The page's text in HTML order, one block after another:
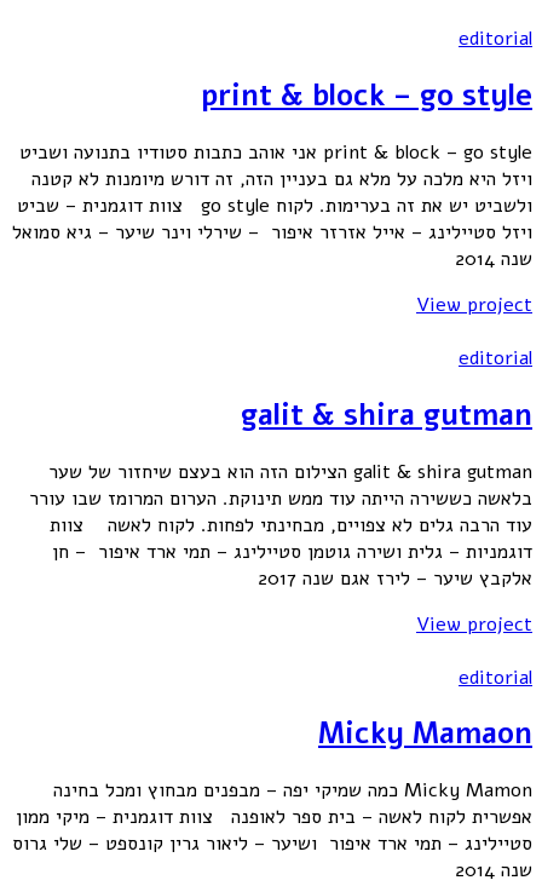
editorial
print & block – go style
print & block – go style אני אוהב כתבות סטודיו בתנועה ושביט
ויזל היא מלכה על מלא גם בעניין הזה, זה דורש מיומנות לא קטנה
ולשביט יש את זה בערימות. לקוח go style צוות דוגמנית – שביט
ויזל סטיילינג – אייל אזרזר איפור – שירלי וינר שיער – גיא סמואל
שנה 2014
View project
editorial
galit & shira gutman
galit & shira gutman הצילום הזה הוא בעצם שיחזור של שער
בלאשה כששירה הייתה עוד ממש תינוקת. הערום המרומז שבו עורר
עוד הרבה גלים לא צפויים, מבחינתי לפחות. לקוח לאשה צוות
דוגמניות – גלית ושירה גוטמן סטיילינג – תמי ארד איפור – חן
אלקבץ שיער – לירז אגם שנה 2017
View project
editorial
Micky Mamaon
Micky Mamon כמה שמיקי יפה – מבפנים מבחוץ ומכל בחינה
אפשרית לקוח לאשה – בית ספר לאופנה צוות דוגמנית – מיקי ממון
סטיילינג – תמי ארד איפור ושיער – ליאור גרין קונספט – שלי גרוס
שנה 2014